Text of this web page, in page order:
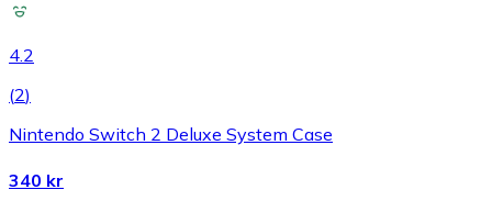
4.2
(2)
Nintendo Switch 2 Deluxe System Case
340 kr